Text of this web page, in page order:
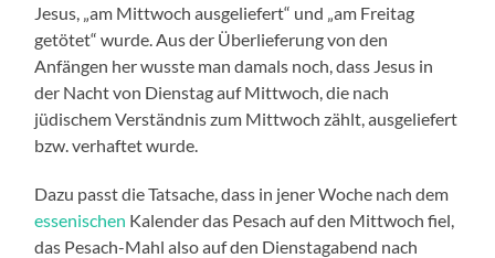
Jesus, „am Mittwoch ausgeliefert“ und „am Freitag
getötet“ wurde. Aus der Überlieferung von den
Anfängen her wusste man damals noch, dass Jesus in
der Nacht von Dienstag auf Mittwoch, die nach
jüdischem Verständnis zum Mittwoch zählt, ausgeliefert
bzw. verhaftet wurde.
Dazu passt die Tatsache, dass in jener Woche nach dem
essenischen Kalender das Pesach auf den Mittwoch fiel,
das Pesach-Mahl also auf den Dienstagabend nach